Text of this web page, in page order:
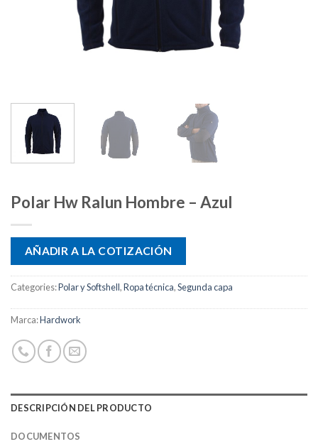
Polar Hw Ralun Hombre – Azul
AÑADIR A LA COTIZACIÓN
Categories:Polar y Softshell,Ropa técnica,Segunda capa
Marca:Hardwork
DESCRIPCIÓN DEL PRODUCTO
DOCUMENTOS